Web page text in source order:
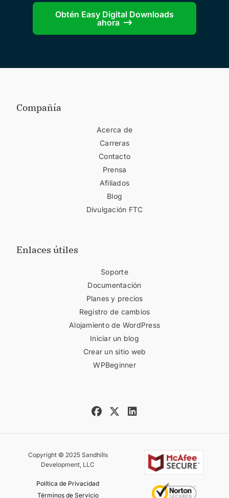
Obtén Easy Digital Downloads
ahora
Compañía
Acerca de
Carreras
Contacto
Prensa
Afiliados
Blog
Divulgación FTC
Enlaces útiles
Soporte
Documentación
Planes y precios
Registro de cambios
Alojamiento de WordPress
Iniciar un blog
Crear un sitio web
WPBeginner
Copyright © 2025 Sandhills
Development, LLC
Política de Privacidad
Términos de Servicio